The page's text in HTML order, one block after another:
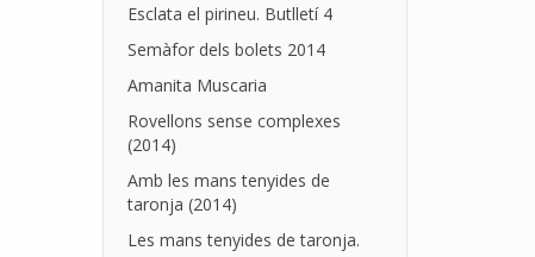
Esclata el pirineu. Butlletí 4
Semàfor dels bolets 2014
Amanita Muscaria
Rovellons sense complexes
(2014)
Amb les mans tenyides de
taronja (2014)
Les mans tenyides de taronja.